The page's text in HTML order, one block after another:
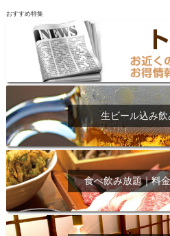
おすすめ特集
生ビール込み飲
食べ飲み放題｜料